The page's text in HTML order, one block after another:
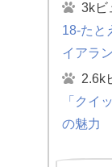
3kビ
18-たと
イアラ
2.6k
「クイ
の魅力